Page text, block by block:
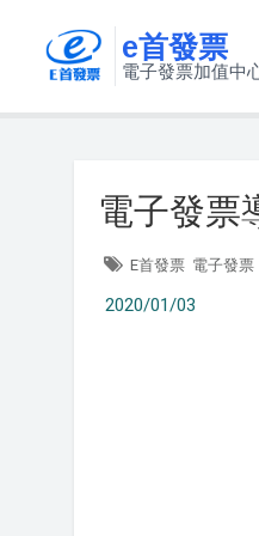
e首發票
電子發票加值中
電子發票
E首發票 電子發票
2020/01/03